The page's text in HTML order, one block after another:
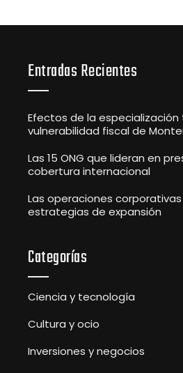
Entradas Recientes
Efectos de la
vulnerabilidad fiscal de
Las 15 ONG que lideran en
cobertura internacional
Las operaciones
estrategias de expansión
Categorías
Ciencia y tecnología
Cultura y ocio
Inversiones y negocios